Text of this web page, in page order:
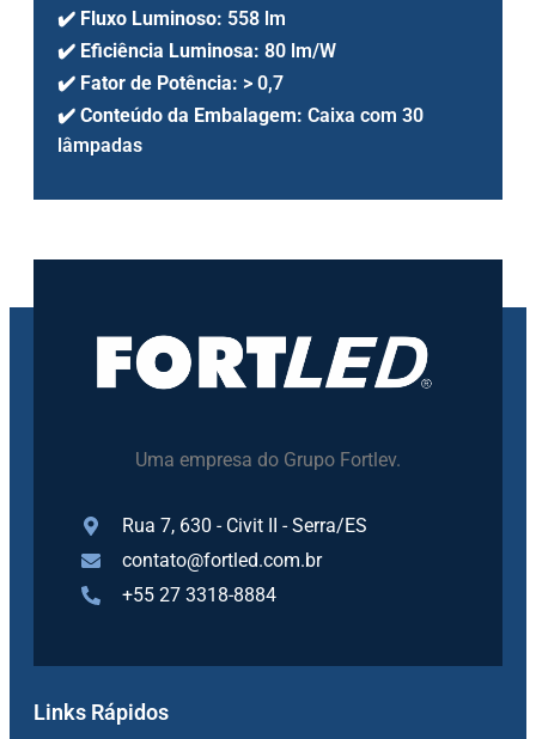
✔️ Fluxo Luminoso: 558 lm
✔️ Eficiência Luminosa: 80 lm/W
✔️ Fator de Potência: > 0,7
✔️ Conteúdo da Embalagem: Caixa com 30
lâmpadas
Uma empresa do Grupo Fortlev.
Rua 7, 630 - Civit II - Serra/ES
contato@fortled.com.br
+55 27 3318-8884
Links Rápidos